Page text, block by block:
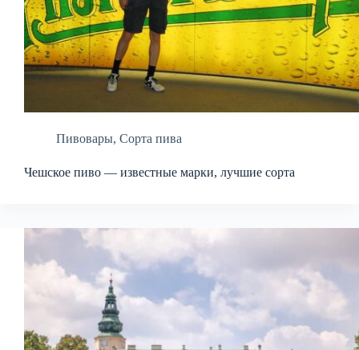
Пивовары, Сорта пива
Чешское пиво — известные марки, лучшие сорта